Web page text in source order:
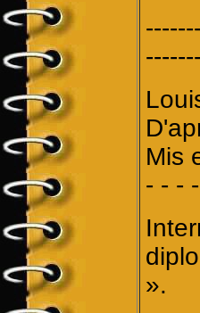
Mis
- - -
».